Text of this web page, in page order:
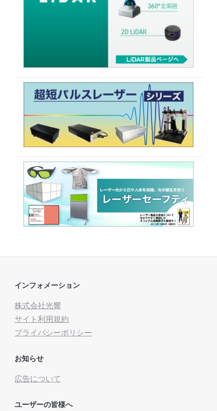
インフォメーション
株式会社光響
サイト利用規約
プライバシーポリシー
お知らせ
広告について
ユーザーの皆様へ